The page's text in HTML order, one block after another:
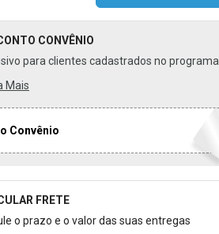
CONVÊNIO
para clientes cadastrados no programa
Mais
Convênio
para Calcular o Frete
FRETE
o prazo e o valor das suas entregas